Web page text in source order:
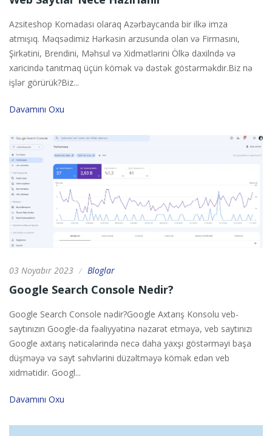
Azsiteshop Komadası olaraq Azərbaycanda bir ilkə imza
atmışıq. Məqsədimiz Hərkəsin arzusunda olan və Firmasını,
Şirkətini, Brendini, Məhsul və Xidmətlərini Ölkə daxilndə və
xaricində tanıtmaq üçün kömək və dəstək göstərməkdir.Biz nə
işlər görürük?Biz...
Davamını Oxu
03 Noyabır 2023 / Bloglar
Google Search Console Nedir?
Google Search Console nədir?Google Axtarış Konsolu veb-
saytınızın Google-da fəaliyyətinə nəzarət etməyə, veb saytınızı
Google axtarış nəticələrində necə daha yaxşı göstərməyi başa
düşməyə və sayt səhvlərini düzəltməyə kömək edən veb
xidmətidir. Googl...
Davamını Oxu